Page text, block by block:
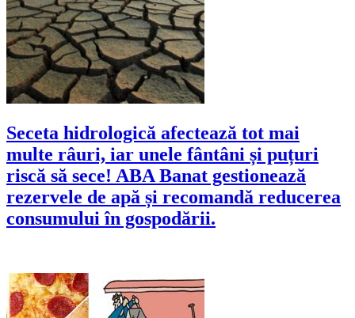
Seceta hidrologică afectează tot mai
multe râuri, iar unele fântâni și puțuri
riscă să sece! ABA Banat gestionează
rezervele de apă și recomandă reducerea
consumului în gospodării.